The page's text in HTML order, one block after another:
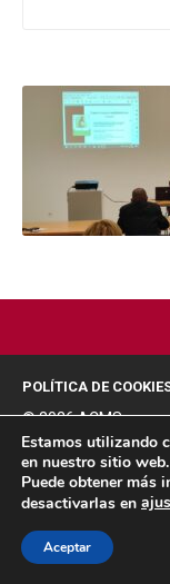
POLÍTICA DE
© 2026 ACMS.
Estamos utilizando
en nuestro sitio web.
Puede obtener más
desactivarlas en
Aceptar